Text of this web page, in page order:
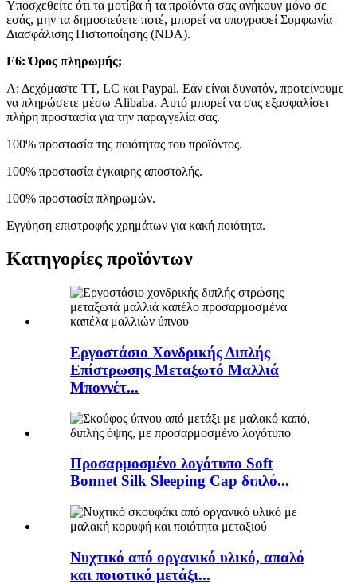
Υποσχεθείτε ότι τα μοτίβα ή τα προϊόντα σας ανήκουν μόνο σε
εσάς, μην τα δημοσιεύετε ποτέ, μπορεί να υπογραφεί Συμφωνία
Διασφάλισης Πιστοποίησης (NDA).
Ε6: Όρος πληρωμής;
Α: Δεχόμαστε TT, LC και Paypal. Εάν είναι δυνατόν, προτείνουμε
να πληρώσετε μέσω Alibaba. Αυτό μπορεί να σας εξασφαλίσει
πλήρη προστασία για την παραγγελία σας.
100% προστασία της ποιότητας του προϊόντος.
100% προστασία έγκαιρης αποστολής.
100% προστασία πληρωμών.
Εγγύηση επιστροφής χρημάτων για κακή ποιότητα.
Κατηγορίες προϊόντων
Εργοστάσιο Χονδρικής Διπλής
Επίστρωσης Μεταξωτό Μαλλιά
Μποννέτ...
Προσαρμοσμένο λογότυπο Soft
Bonnet Silk Sleeping Cap διπλό...
Νυχτικό από οργανικό υλικό, απαλό
και ποιοτικό μετάξι...